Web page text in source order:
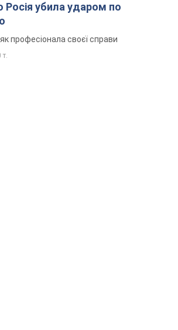
Росія убила ударом по
професіонала своєї справи
т.